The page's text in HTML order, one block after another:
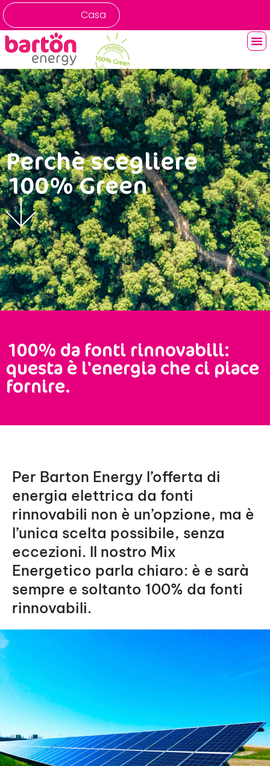
contenuto
Casa
Perchè scegliere
100% Green
100% da fonti rinnovabili:
questa è l'energia che ci piace
fornire.
Per Barton Energy l’offerta di
energia elettrica da fonti
rinnovabili non è un’opzione, ma è
l’unica scelta possibile, senza
eccezioni. Il nostro Mix
Energetico parla chiaro: è e sarà
sempre e soltanto 100% da fonti
rinnovabili.